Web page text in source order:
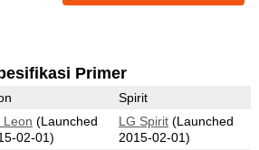
Primer
Spirit
Leon (Launched
02-01)
LG Spirit(Launched
2015-02-01)